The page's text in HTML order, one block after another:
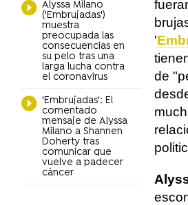
Alyssa Milano
('Embrujadas')
muestra
preocupada las
consecuencias en
su pelo tras una
larga lucha contra
el coronavirus
'Embrujadas': El
comentado
mensaje de Alyssa
Milano a Shannen
Doherty tras
comunicar que
vuelve a padecer
cáncer
'
de